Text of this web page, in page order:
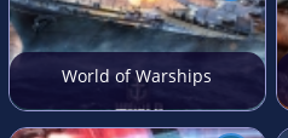
World of Warships